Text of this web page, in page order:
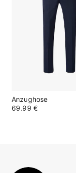
Anzughose
69.99 €